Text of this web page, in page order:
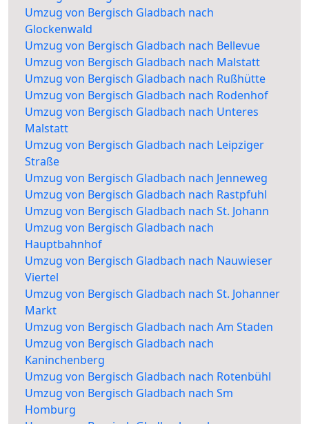
Umzug von Bergisch Gladbach nach
Glockenwald
Umzug von Bergisch Gladbach nach Bellevue
Umzug von Bergisch Gladbach nach Malstatt
Umzug von Bergisch Gladbach nach Rußhütte
Umzug von Bergisch Gladbach nach Rodenhof
Umzug von Bergisch Gladbach nach Unteres
Malstatt
Umzug von Bergisch Gladbach nach Leipziger
Straße
Umzug von Bergisch Gladbach nach Jenneweg
Umzug von Bergisch Gladbach nach Rastpfuhl
Umzug von Bergisch Gladbach nach St. Johann
Umzug von Bergisch Gladbach nach
Hauptbahnhof
Umzug von Bergisch Gladbach nach Nauwieser
Viertel
Umzug von Bergisch Gladbach nach St. Johanner
Markt
Umzug von Bergisch Gladbach nach Am Staden
Umzug von Bergisch Gladbach nach
Kaninchenberg
Umzug von Bergisch Gladbach nach Rotenbühl
Umzug von Bergisch Gladbach nach Sm
Homburg